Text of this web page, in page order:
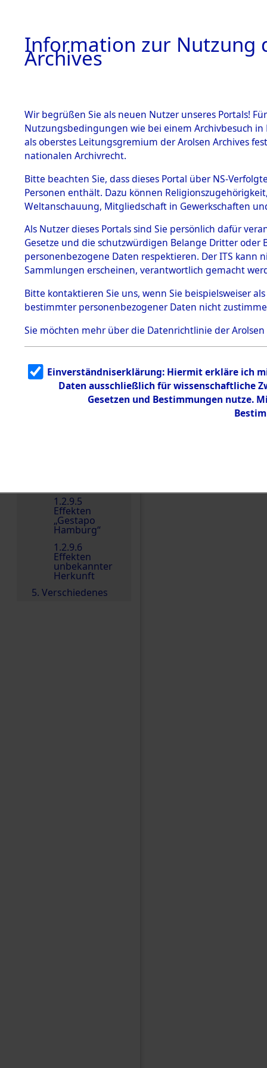
BESTÄNDE
1.
Inhaftierungsdoku
mente
1.2.9 Beim ITS
Effekten
1.2.9.1
Effekten aus
dem KZ
Dachau
1.2.9.2
Effekten aus
dem KZ
Bayerisches
1.2.9.3
Effekten aus
dem KZ
Neuengamm
1.2.9.5
Effekten
„Gestapo
Hamburg“
1.2.9.6
Effekten
unbekannter
Herkunft
5. Verschiedenes
0011
Einen Kommentar
Information zur Nutzung
Archives
Wir begrüßen Sie als neuen Nutzer unseres Portals!
Nutzungsbedingungen wie bei einem Archivbesuch
als oberstes Leitungsgremium der Arolsen Archives
nationalen Archivrecht.
Bitte beachten Sie, dass dieses Portal über NS-
Personen enthält. Dazu können
Weltanschauung, Mitgliedschaft in Gewerkschaften
Als Nutzer dieses Portals sind Sie persönlich dafür
Gesetze und die schutzwürdigen Belange Dritter
personenbezogene Daten respektieren. Der ITS
Sammlungen erscheinen, verantwortlich gemacht
Bitte kontaktieren Sie uns, wenn Sie beispielsweiser
bestimmter personenbezogener Daten nicht
Sie möchten mehr über die Datenrichtlinie der Arolsen
Einverständniserklärung: Hiermit erkläre ich
Daten ausschließlich für wissenschaftliche
Gesetzen und Bestimmungen nutze.